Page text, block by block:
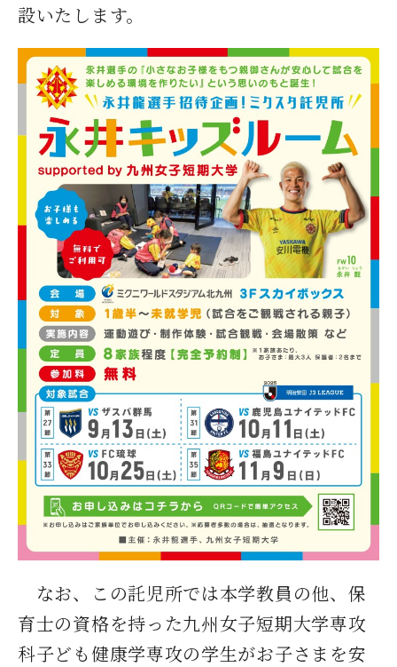
設いたします。
なお、この託児所では本学教員の他、保
育士の資格を持った九州女子短期大学専攻
科子ども健康学専攻の学生がお子さまを安